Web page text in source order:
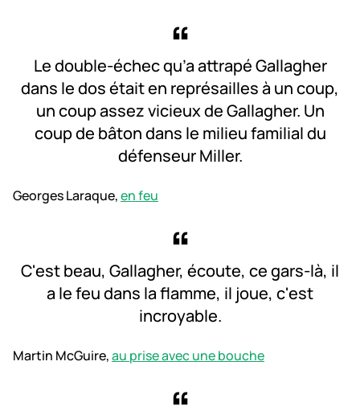
Le double-échec qu’a attrapé Gallagher
dans le dos était en représailles à un coup,
un coup assez vicieux de Gallagher. Un
coup de bâton dans le milieu familial du
défenseur Miller.
Georges Laraque,en feu
C'est beau, Gallagher, écoute, ce gars-là, il
a le feu dans la flamme, il joue, c'est
incroyable.
Martin McGuire,au prise avec une bouche